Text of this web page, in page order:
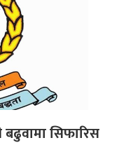
सिफारिस